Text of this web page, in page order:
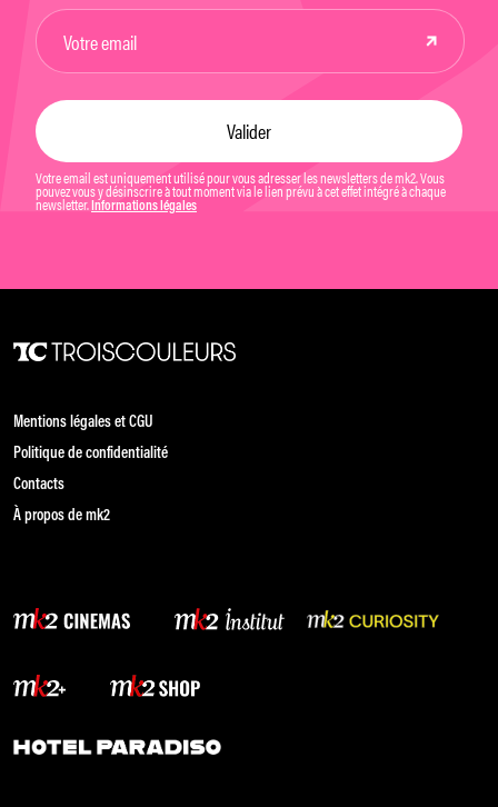
Votre email est uniquement utilisé pour vous adresser les newsletters de mk2. Vous
pouvez vous y désinscrire à tout moment via le lien prévu à cet effet intégré à chaque
newsletter. Informations légales
Mentions légales et CGU
Politique de confidentialité
Contacts
À propos de mk2